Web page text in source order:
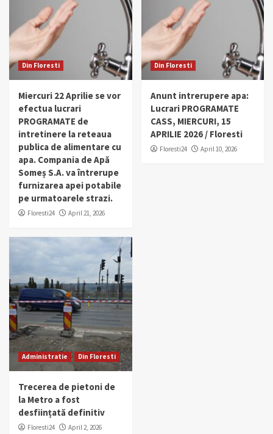
Din Floresti
Miercuri 22 Aprilie se vor
efectua lucrari
PROGRAMATE de
intretinere la reteaua
publica de alimentare cu
apa. Compania de Apă
Someș S.A. va întrerupe
furnizarea apei potabile
pe urmatoarele strazi.
Floresti24 April 21, 2026
Din Floresti
Anunt intrerupere apa:
Lucrari PROGRAMATE
CASS, MIERCURI, 15
APRILIE 2026 / Floresti
Floresti24 April 10, 2026
Administratie Din Floresti
Trecerea de pietoni de
la Metro a fost
desființată definitiv
Floresti24 April 2, 2026